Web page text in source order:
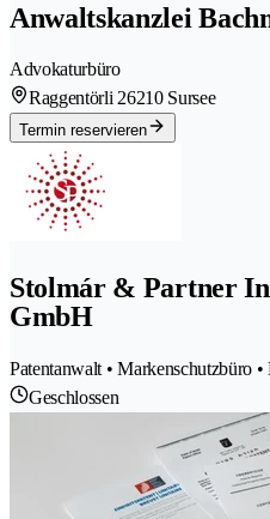
Anwaltskanzlei
Advokaturbüro
Raggentörli 26210 Sursee
Termin reservieren
Stolmár & Partner
GmbH
Patentanwalt • Markenschutzbüro •
Geschlossen